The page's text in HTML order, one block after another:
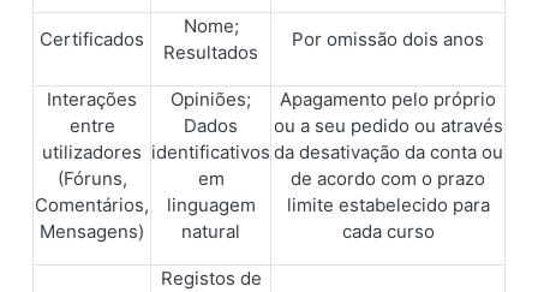
Certificados
Nome;
Resultados
Por omissão dois anos
Interações
entre
utilizadores
(Fóruns,
Comentários,
Mensagens)
Opiniões;
Dados
identificativos
em
linguagem
natural
Apagamento pelo próprio
ou a seu pedido ou através
da desativação da conta ou
de acordo com o prazo
limite estabelecido para
cada curso
Registos de